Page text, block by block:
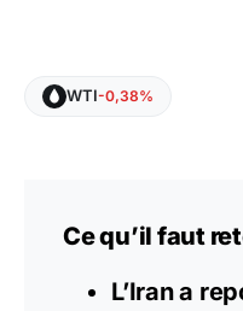
WTI-0,38%
Ce qu’il faut
L’Iran a